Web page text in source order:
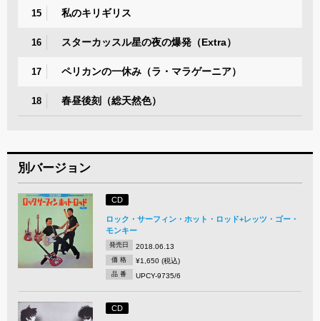
15 私のキリギリス
16 スターカッスル星の夜の爆発（Extra）
17 ペリカンの一休み（ラ・マラゲーニア）
18 春昼後刻（総天然色）
別バージョン
CD
ロック・サーフィン・ホット・ロッド+レッツ・ゴー・
モンキー
発売日 2018.06.13
価 格 ¥1,650 (税込)
品 番 UPCY-9735/6
CD